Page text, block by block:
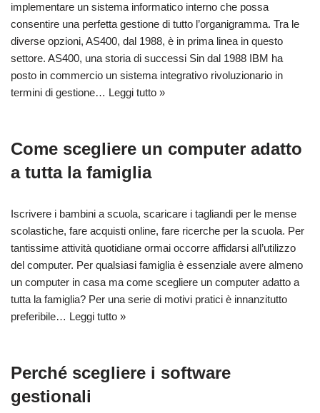
implementare un sistema informatico interno che possa
consentire una perfetta gestione di tutto l’organigramma. Tra le
diverse opzioni, AS400, dal 1988, è in prima linea in questo
settore. AS400, una storia di successi Sin dal 1988 IBM ha
posto in commercio un sistema integrativo rivoluzionario in
termini di gestione… Leggi tutto »
Come scegliere un computer adatto
a tutta la famiglia
Iscrivere i bambini a scuola, scaricare i tagliandi per le mense
scolastiche, fare acquisti online, fare ricerche per la scuola. Per
tantissime attività quotidiane ormai occorre affidarsi all’utilizzo
del computer. Per qualsiasi famiglia è essenziale avere almeno
un computer in casa ma come scegliere un computer adatto a
tutta la famiglia? Per una serie di motivi pratici è innanzitutto
preferibile… Leggi tutto »
Perché scegliere i software
gestionali